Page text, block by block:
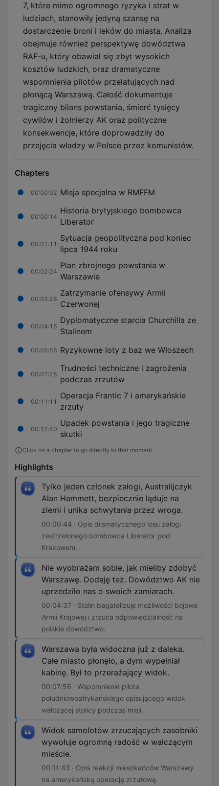
7, które mimo ogromnego ryzyka i strat w
ludziach, stanowiły jedyną szansę na
dostarczenie broni i leków do miasta. Analiza
obejmuje również perspektywę dowództwa
RAF-u, który obawiał się zbyt wysokich
kosztów ludzkich, oraz dramatyczne
wspomnienia pilotów przelatujących nad
płonącą Warszawą. Całość dokumentuje
tragiczny bilans powstania, śmierć tysięcy
cywilów i żołnierzy AK oraz polityczne
konsekwencje, które doprowadziły do
przejęcia władzy w Polsce przez komunistów.
Chapters
00:00:02 Misja specjalna w RMFFM
00:00:14
Historia brytyjskiego bombowca
Liberator
00:01:11
Sytuacja geopolityczna pod koniec
lipca 1944 roku
00:02:24
Plan zbrojnego powstania w
Warszawie
00:03:28
Zatrzymanie ofensywy Armii
Czerwonej
00:04:15
Dyplomatyczne starcia Churchilla ze
Stalinem
00:05:56 Ryzykowne loty z baz we Włoszech
00:07:28
Trudności techniczne i zagrożenia
podczas zrzutów
00:11:11
Operacja Frantic 7 i amerykańskie
zrzuty
00:12:40
Upadek powstania i jego tragiczne
skutki
Click on a chapter to go directly to that moment
Highlights
Tylko jeden członek załogi, Australijczyk
Alan Hammett, bezpiecznie ląduje na
ziemi i unika schwytania przez wroga.
00:00:44 · Opis dramatycznego losu załogi
zestrzelonego bombowca Liberator pod
Krakowem.
Nie wyobrażam sobie, jak mieliby zdobyć
Warszawę. Dodaję też. Dowództwo AK nie
uprzedziło nas o swoich zamiarach.
00:04:37 · Stalin bagatelizuje możliwości bojowe
Armii Krajowej i zrzuca odpowiedzialność na
polskie dowództwo.
Warszawa była widoczna już z daleka.
Całe miasto płonęło, a dym wypełniał
kabinę. Był to przerażający widok.
00:07:56 · Wspomnienie pilota
południowoafrykańskiego opisującego widok
walczącej stolicy podczas misji.
Widok samolotów zrzucających zasobniki
wywołuje ogromną radość w walczącym
mieście.
00:11:43 · Opis reakcji mieszkańców Warszawy
na amerykańską operację zrzutową.